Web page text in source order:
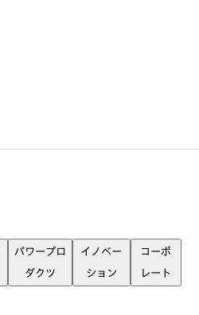
パワープロ
ダクツ
イノベー
ション
コーポ
レート